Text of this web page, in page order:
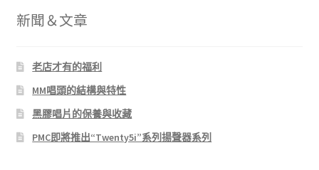
新聞＆文章
老店才有的福利
MM唱頭的結構與特性
黑膠唱片的保養與收藏
PMC即將推出“Twenty5i”系列揚聲器系列